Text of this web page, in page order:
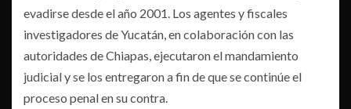
evadirse desde el año 2001. Los agentes y fiscales
investigadores de Yucatán, en colaboración con las
autoridades de Chiapas, ejecutaron el mandamiento
judicial y se los entregaron a fin de que se continúe el
proceso penal en su contra.